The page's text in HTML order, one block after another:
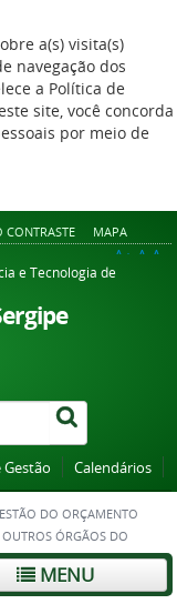
a(s) visita(s)
navegação dos
a Política de
site, você concorda
por meio de
CONTRASTE MAPA
A+ A A-
e Tecnologia de
Calendários
DO ORÇAMENTO
ÓRGÃOS DO
MENU